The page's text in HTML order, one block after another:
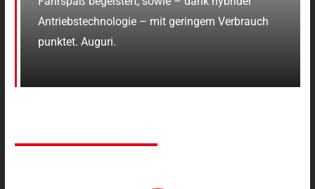
Antriebstechnologie – mit geringem Verbrauch
punktet. Auguri.